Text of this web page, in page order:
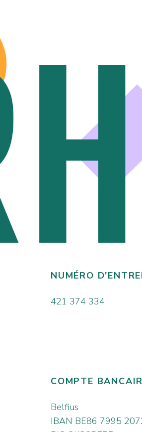
NUMÉRO
421 374 334
COMPTE
Belfius
IBAN BE86 7995